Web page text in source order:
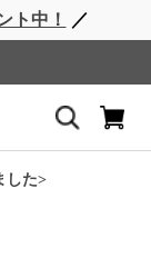
ト中！ ／
した>
フットウェア